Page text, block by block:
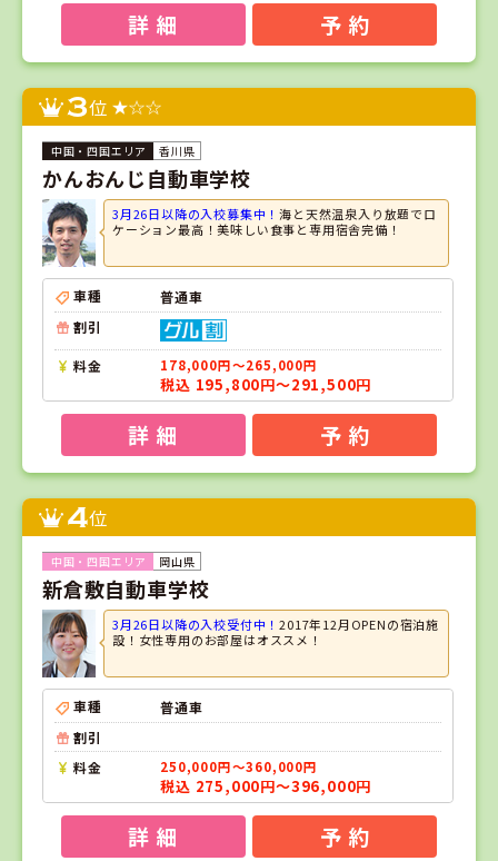
詳 細 予 約
3位
香川県
かんおんじ自動車学校
3月26日以降の入校募集中！海と天然温泉入り放題でロ
ケーション最高！美味しい食事と専用宿舎完備！
車種
普通車
割引
料金 178,000円～265,000円
税込 195,800円～291,500円
詳 細 予 約
4位
岡山県
新倉敷自動車学校
3月26日以降の入校受付中！2017年12月OPENの宿泊施
設！女性専用のお部屋はオススメ！
車種
普通車
割引
料金
250,000円～360,000円
税込 275,000円～396,000円
詳 細 予 約